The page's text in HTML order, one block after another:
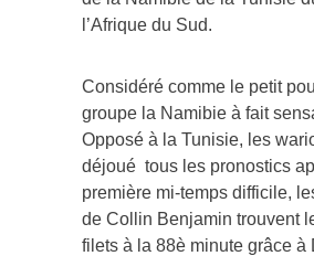
l’Afrique du Sud.
Considéré comme le petit
groupe la Namibie à fait
Opposé à la Tunisie, les
déjoué tous les pronostics
première mi-temps difficile,
de Collin Benjamin trouvent
filets à la 88è minute grâce à